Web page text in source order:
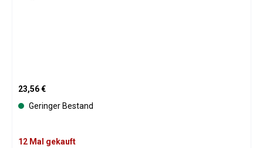
Regulärer Preis:
23,56 €
Geringer Bestand
12 Mal gekauft